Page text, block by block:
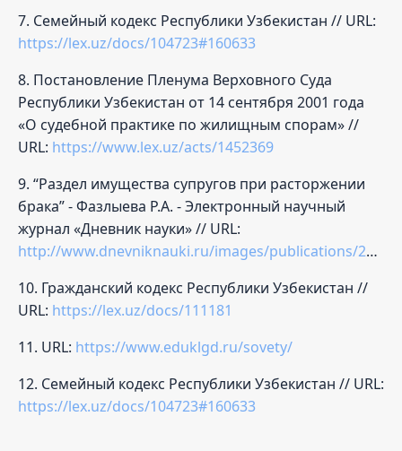
7. Семейный кодекс Республики Узбекистан // URL:
https://lex.uz/docs/104723#160633
8. Постановление Пленума Верховного Суда
Республики Узбекистан от 14 сентября 2001 года
«О судебной практике по жилищным спорам» //
URL: https://www.lex.uz/acts/1452369
9. “Раздел имущества супругов при расторжении
брака” - Фазлыева Р.А. - Электронный научный
журнал «Дневник науки» // URL:
http://www.dnevniknauki.ru/images/publications/2020/3/law/Fazlev.pdf
10. Гражданский кодекс Республики Узбекистан //
URL: https://lex.uz/docs/111181
11. URL: https://www.eduklgd.ru/sovety/
12. Семейный кодекс Республики Узбекистан // URL:
https://lex.uz/docs/104723#160633